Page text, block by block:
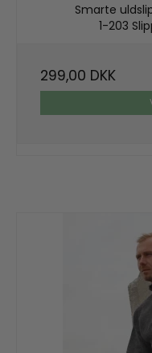
Smarte
1-203
299,00 DKK